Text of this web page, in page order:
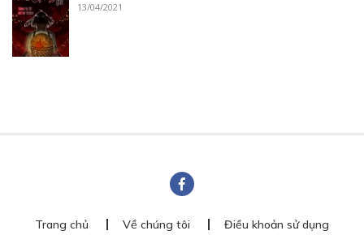
13/04/2021
Trang chủ Về chúng tôi Điều khoản sử dụng